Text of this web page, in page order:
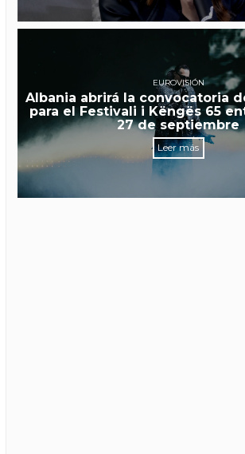
EUROVISIÓN
Albania abrirá la convocatoria
para el Festivali i Këngës 65
27 de septiembre
Leer más